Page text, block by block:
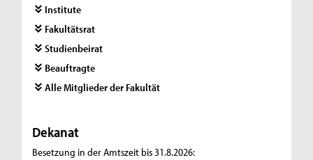
Institute
Fakultätsrat
Studienbeirat
Beauftragte
Alle Mitglieder der Fakultät
Dekanat
Besetzung in der Amtszeit bis 31.8.2026: